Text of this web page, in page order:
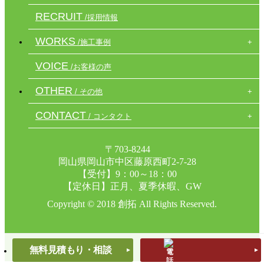
無料見積もり・相談
RECRUIT /採用情報
WORKS /施工事例
VOICE /お客様の声
OTHER / その他
CONTACT / コンタクト
〒703-8244
岡山県岡山市中区藤原西町2-7-28
【受付】9：00～18：00
【定休日】正月、夏季休暇、GW
Copyright © 2018 創拓 All Rights Reserved.